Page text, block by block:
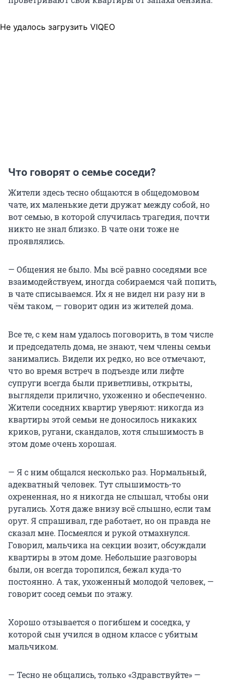
Не удалось загрузить VIQEO
Что говорят о семье соседи?
Жители здесь тесно общаются в общедомовом
чате, их маленькие дети дружат между собой, но
вот семью, в которой случилась трагедия, почти
никто не знал близко. В чате они тоже не
проявлялись.
— Общения не было. Мы всё равно соседями все
взаимодействуем, иногда собираемся чай попить,
в чате списываемся. Их я не видел ни разу ни в
чём таком, — говорит один из жителей дома.
Все те, с кем нам удалось поговорить, в том числе
и председатель дома, не знают, чем члены семьи
занимались. Видели их редко, но все отмечают,
что во время встреч в подъезде или лифте
супруги всегда были приветливы, открыты,
выглядели прилично, ухоженно и обеспеченно.
Жители соседних квартир уверяют: никогда из
квартиры этой семьи не доносилось никаких
криков, ругани, скандалов, хотя слышимость в
этом доме очень хорошая.
— Я с ним общался несколько раз. Нормальный,
адекватный человек. Тут слышимость-то
охрененная, но я никогда не слышал, чтобы они
ругались. Хотя даже внизу всё слышно, если там
орут. Я спрашивал, где работает, но он правда не
сказал мне. Посмеялся и рукой отмахнулся.
Говорил, мальчика на секции возит, обсуждали
квартиры в этом доме. Небольшие разговоры
были, он всегда торопился, бежал куда-то
постоянно. А так, ухоженный молодой человек, —
говорит сосед семьи по этажу.
Хорошо отзывается о погибшем и соседка, у
которой сын учился в одном классе с убитым
мальчиком.
— Тесно не общались, только «Здравствуйте» —